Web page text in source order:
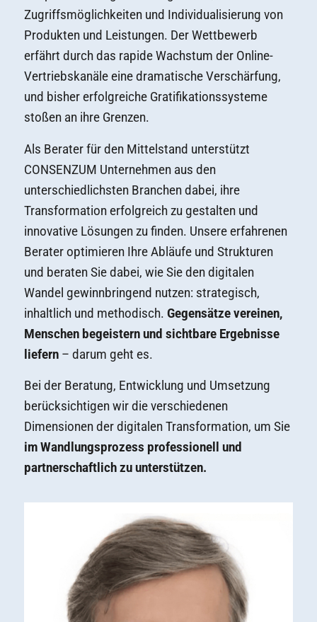
Zugriffsmöglichkeiten und Individualisierung von
Produkten und Leistungen. Der Wettbewerb
erfährt durch das rapide Wachstum der Online-
Vertriebskanäle eine dramatische Verschärfung,
und bisher erfolgreiche Gratifikationssysteme
stoßen an ihre Grenzen.
Als Berater für den Mittelstand unterstützt
CONSENZUM Unternehmen aus den
unterschiedlichsten Branchen dabei, ihre
Transformation erfolgreich zu gestalten und
innovative Lösungen zu finden. Unsere erfahrenen
Berater optimieren Ihre Abläufe und Strukturen
und beraten Sie dabei, wie Sie den digitalen
Wandel gewinnbringend nutzen: strategisch,
inhaltlich und methodisch. Gegensätze vereinen,
Menschen begeistern und sichtbare Ergebnisse
liefern– darum geht es.
Bei der Beratung, Entwicklung und Umsetzung
berücksichtigen wir die verschiedenen
Dimensionen der digitalen Transformation, um Sie
im Wandlungsprozess professionell und
partnerschaftlich zu unterstützen.